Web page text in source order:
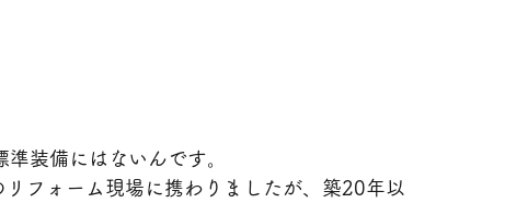
装備にはないんです。
フォーム現場に携わりましたが、築20年以